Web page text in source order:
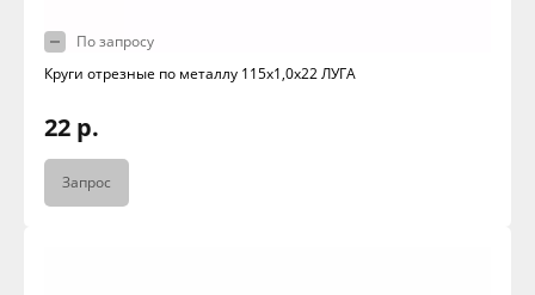
По запросу
Круги отрезные по металлу 115х1,0х22 ЛУГА
22 р.
Запрос